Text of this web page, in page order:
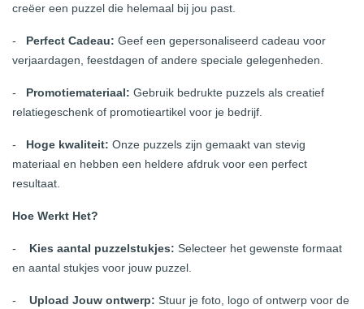
creëer een puzzel die helemaal bij jou past.
- Perfect Cadeau: Geef een gepersonaliseerd cadeau voor
verjaardagen, feestdagen of andere speciale gelegenheden.
- Promotiemateriaal: Gebruik bedrukte puzzels als creatief
relatiegeschenk of promotieartikel voor je bedrijf.
- Hoge kwaliteit: Onze puzzels zijn gemaakt van stevig
materiaal en hebben een heldere afdruk voor een perfect
resultaat.
Hoe Werkt Het?
- Kies aantal puzzelstukjes: Selecteer het gewenste formaat
en aantal stukjes voor jouw puzzel.
- Upload Jouw ontwerp: Stuur je foto, logo of ontwerp voor de